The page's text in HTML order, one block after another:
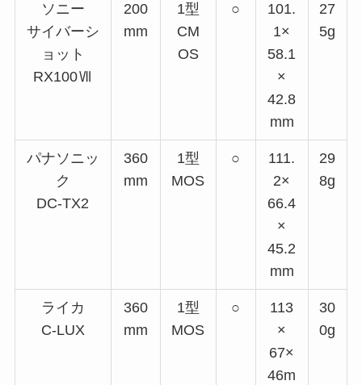
ソニー
サイバーシ
ョット
RX100Ⅶ
200
mm
1型
CM
OS
○
101.
1×
58.1
×
42.8
mm
27
5g
パナソニッ
ク
DC-TX2
360
mm
1型
MOS
○
111.
2×
66.4
×
45.2
mm
29
8g
ライカ
C-LUX
360
mm
1型
MOS
○
113
×
67×
46m
30
0g